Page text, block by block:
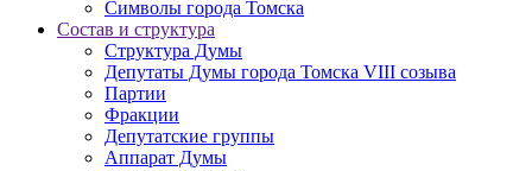
Символы города Томска
Состав и структура
Структура Думы
Депутаты Думы города Томска VIII созыва
Партии
Фракции
Депутатские группы
Аппарат Думы